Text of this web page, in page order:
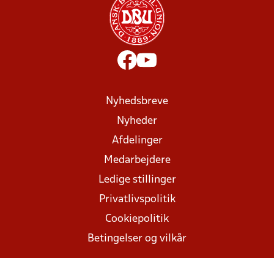
Nyhedsbreve
Nyheder
Afdelinger
Medarbejdere
Ledige stillinger
Privatlivspolitik
Cookiepolitik
Betingelser og vilkår